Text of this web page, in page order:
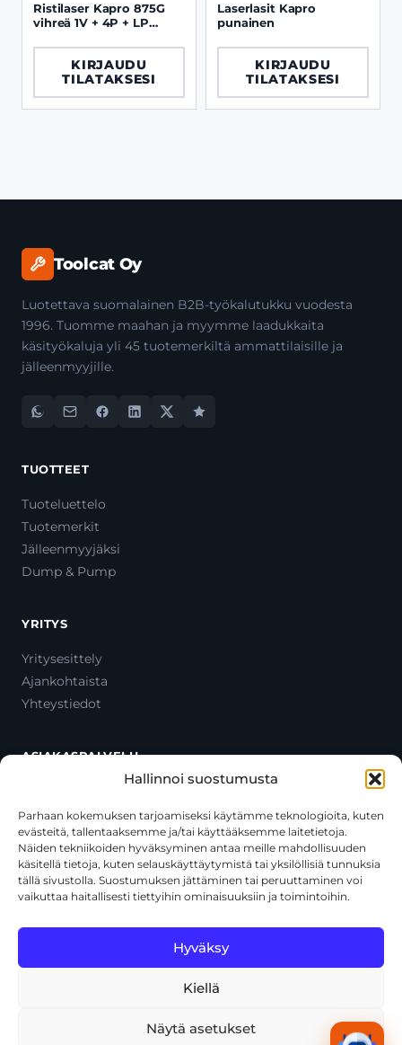
Hallinnoi suostumusta
Parhaan kokemuksen tarjoamiseksi käytämme teknologioita, kuten
evästeitä, tallentaaksemme ja/tai käyttääksemme laitetietoja.
Näiden tekniikoiden hyväksyminen antaa meille mahdollisuuden
käsitellä tietoja, kuten selauskäyttäytymistä tai yksilöllisiä tunnuksia
tällä sivustolla. Suostumuksen jättäminen tai peruuttaminen voi
vaikuttaa haitallisesti tiettyihin ominaisuuksiin ja toimintoihin.
Hyväksy
Kiellä
Näytä asetukset
Ristilaser Kapro 875G
vihreä 1V + 4P + LP
KIRJAUDU
TILATAKSESI
Laserlasit Kapro
punainen
KIRJAUDU
TILATAKSESI
Toolcat Oy
Luotettava suomalainen B2B-työkalutukku vuodesta
1996. Tuomme maahan ja myymme laadukkaita
käsityökaluja yli 45 tuotemerkiltä ammattilaisille ja
jälleenmyyjille.
TUOTTEET
Tuoteluettelo
Tuotemerkit
Jälleenmyyjäksi
Dump & Pump
YRITYS
Yritysesittely
Ajankohtaista
Yhteystiedot
ASIAKASPALVELU
Oma tili
Maksutavat
Toimitustavat
Usein kysytyt kysymykset
+358 44 270 3795
asiakaspalvelu@toolcat.fi
Käyttöehdot Tekoälyn käyttö